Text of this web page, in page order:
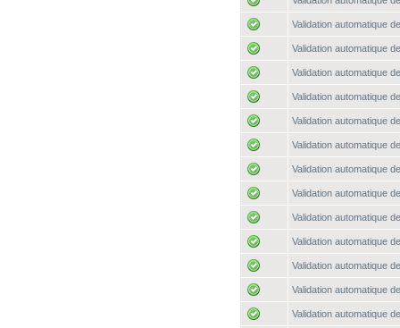
Validation automatique
Validation automatique
Validation automatique
Validation automatique
Validation automatique
Validation automatique
Validation automatique
Validation automatique
Validation automatique
Validation automatique
Validation automatique
Validation automatique
Validation automatique